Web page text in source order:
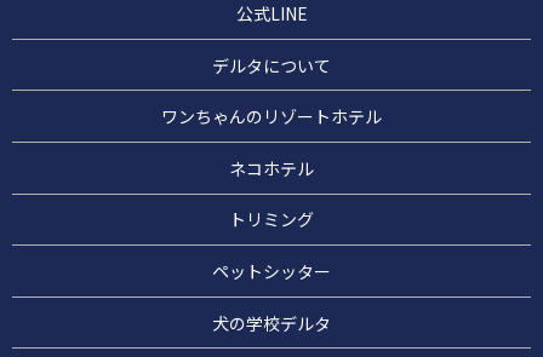
公式LINE
デルタについて
ワンちゃんのリゾートホテル
ネコホテル
トリミング
ペットシッター
犬の学校デルタ